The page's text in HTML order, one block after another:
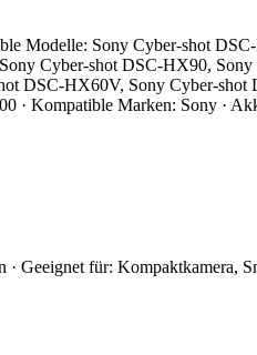
Modelle: Sony Cyber-shot
Cyber-shot DSC-HX90,
DSC-HX60V, Sony Cyber-
· Kompatible Marken: Sony ·
Geeignet für: Kompaktkamera,